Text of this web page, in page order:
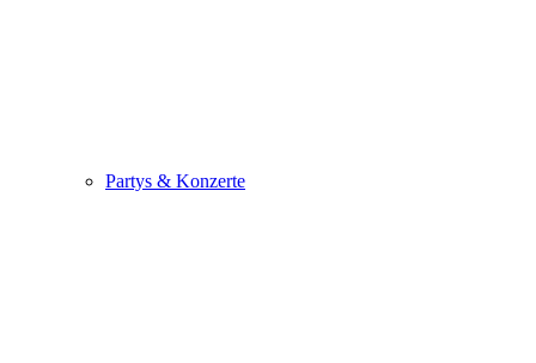
Partys & Konzerte